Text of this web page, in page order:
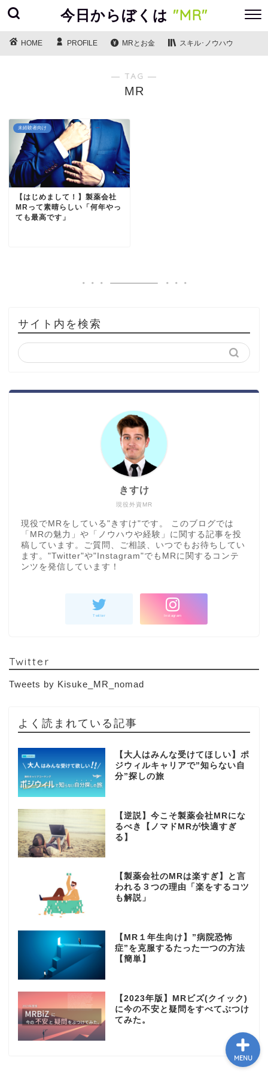
今日からぼくは "MR"
HOME PROFILE MRとお金 スキル･ノウハウ
― TAG ―
MR
未経験者向け
【はじめまして！】製薬会社
MRって素晴らしい「何年やっ
ても最高です」
サイト内を検索
現役外資MR
きすけ
現役でMRをしている"きすけ"です。 このブログでは
「MRの魅力」や「ノウハウや経験」に関する記事を投
稿しています。ご質問、ご相談、いつでもお待ちしてい
ます。"Twitter"や"Instagram"でもMRに関するコンテ
ンツを発信しています！
Twitter
Tweets by Kisuke_MR_nomad
よく読まれている記事
【大人はみんな受けてほしい】ポ
ジウィルキャリアで”知らない自
分”探しの旅
【逆説】今こそ製薬会社MRにな
るべき【ノマドMRが快適すぎ
る】
【製薬会社のMRは楽すぎ】と言
われる３つの理由「楽をするコツ
も解説」
【MR１年生向け】”病院恐怖
症”を克服するたった一つの方法
【簡単】
【2023年版】MRビズ(クイック)
に今の不安と疑問をすべてぶつけ
てみた。
MENU
HOME
MRとお金